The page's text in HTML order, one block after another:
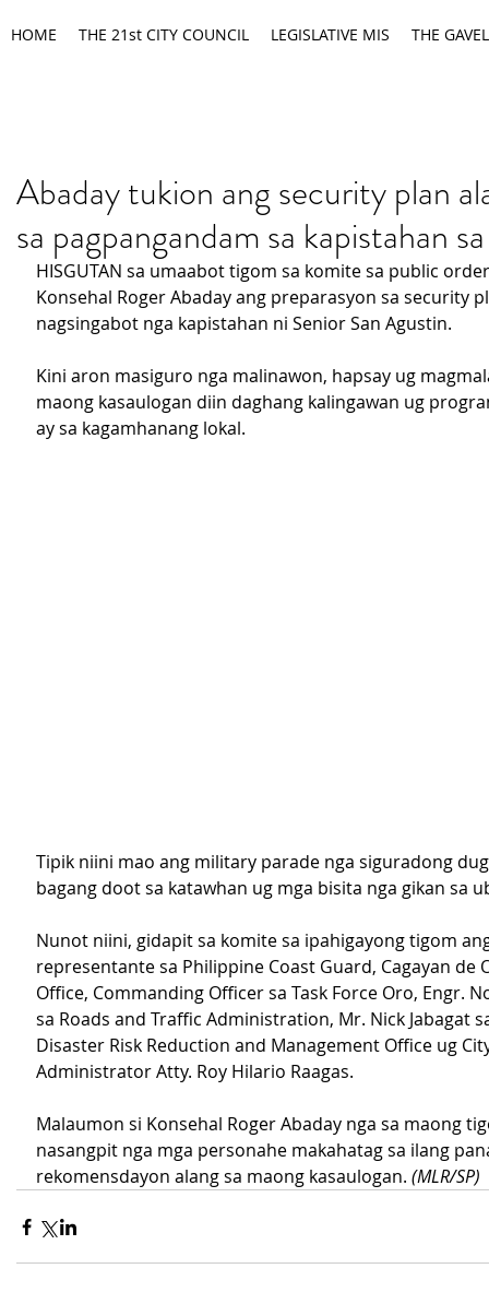
HOME THE 21st CITY COUNCIL LEGISLATIVE MIS THE GAVEL
Abaday tukion ang security plan
sa pagpangandam sa kapistahan
HISGUTAN sa umaabot tigom sa komite sa public
Konsehal Roger Abaday ang preparasyon sa security
nagsingabot nga kapistahan ni Senior San Agustin.
Kini aron masiguro nga malinawon, hapsay ug
maong kasaulogan diin daghang kalingawan ug
ay sa kagamhanang lokal.
Tipik niini mao ang military parade nga siguradong
bagang doot sa katawhan ug mga bisita nga gikan sa
Nunot niini, gidapit sa komite sa ipahigayong tigom
representante sa Philippine Coast Guard, Cagayan de
Office, Commanding Officer sa Task Force Oro, Engr.
sa Roads and Traffic Administration, Mr. Nick Jabagat
Disaster Risk Reduction and Management Office ug
Administrator Atty. Roy Hilario Raagas.
Malaumon si Konsehal Roger Abaday nga sa maong
nasangpit nga mga personahe makahatag sa ilang
rekomensdayon alang sa maong kasaulogan. (MLR/SP)